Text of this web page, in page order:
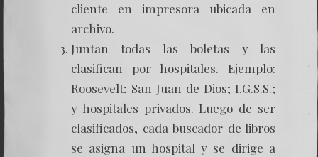
cliente en impresora ubicada en
archivo.
Juntan todas las boletas y las
clasifican por hospitales. Ejemplo:
Roosevelt; San Juan de Dios; I.G.S.S.;
y hospitales privados. Luego de ser
clasificados, cada buscador de libros
se asigna un hospital y se dirige a